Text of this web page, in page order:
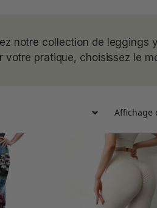
notre collection de leggings
votre pratique, choisissez le
Affichage